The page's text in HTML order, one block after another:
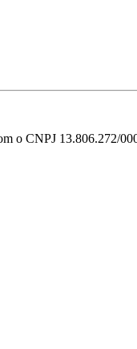
CNPJ 13.806.272/